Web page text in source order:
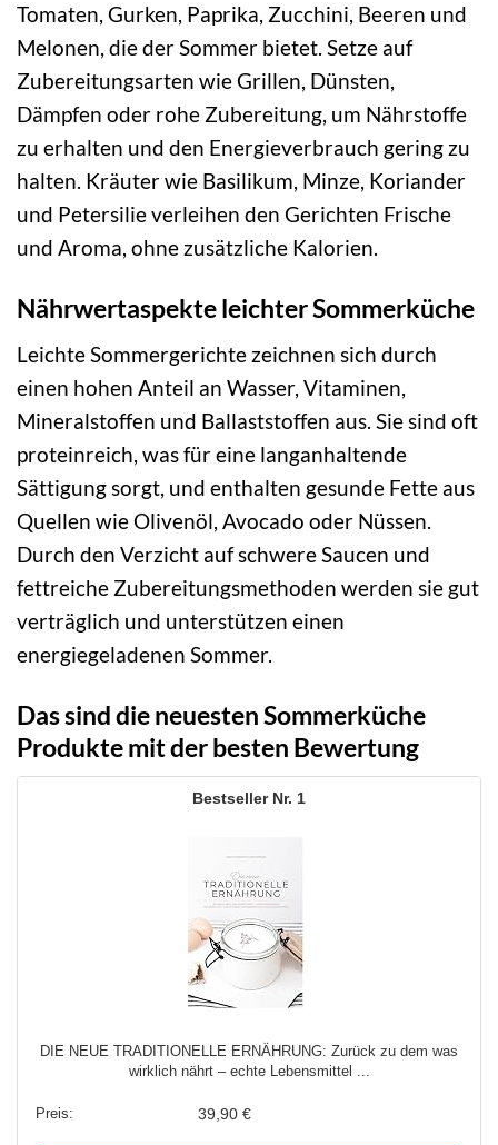
Tomaten, Gurken, Paprika, Zucchini, Beeren und
Melonen, die der Sommer bietet. Setze auf
Zubereitungsarten wie Grillen, Dünsten,
Dämpfen oder rohe Zubereitung, um Nährstoffe
zu erhalten und den Energieverbrauch gering zu
halten. Kräuter wie Basilikum, Minze, Koriander
und Petersilie verleihen den Gerichten Frische
und Aroma, ohne zusätzliche Kalorien.
Nährwertaspekte leichter Sommerküche
Leichte Sommergerichte zeichnen sich durch
einen hohen Anteil an Wasser, Vitaminen,
Mineralstoffen und Ballaststoffen aus. Sie sind oft
proteinreich, was für eine langanhaltende
Sättigung sorgt, und enthalten gesunde Fette aus
Quellen wie Olivenöl, Avocado oder Nüssen.
Durch den Verzicht auf schwere Saucen und
fettreiche Zubereitungsmethoden werden sie gut
verträglich und unterstützen einen
energiegeladenen Sommer.
Das sind die neuesten Sommerküche
Produkte mit der besten Bewertung
1
DIE NEUE TRADITIONELLE ERNÄHRUNG: Zurück zu dem was
wirklich nährt – echte Lebensmittel ...
39,90 €